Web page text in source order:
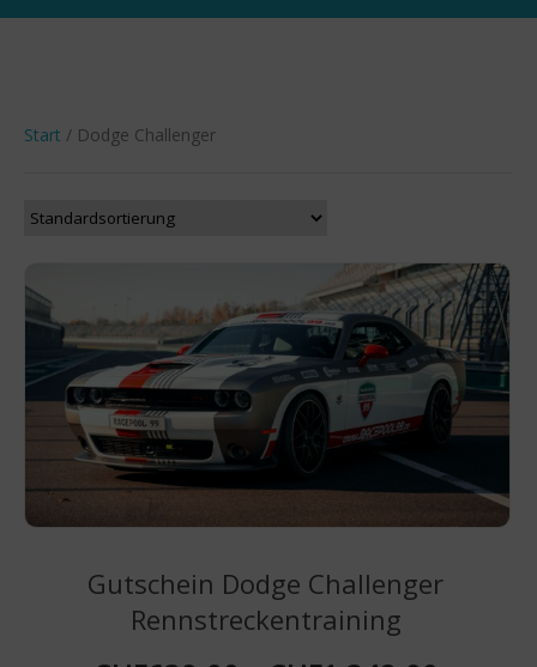
Start / Dodge Challenger
Gutschein Dodge Challenger
Rennstreckentraining